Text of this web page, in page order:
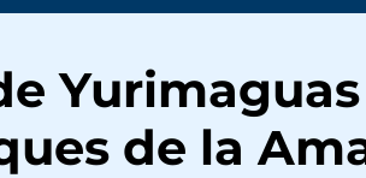
de la